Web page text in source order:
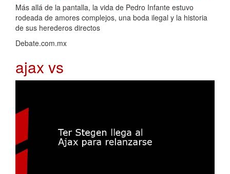
Más allá de la pantalla, la vida de Pedro Infante estuvo
rodeada de amores complejos, una boda ilegal y la historia
de sus herederos directos
Debate.com.mx
ajax vs